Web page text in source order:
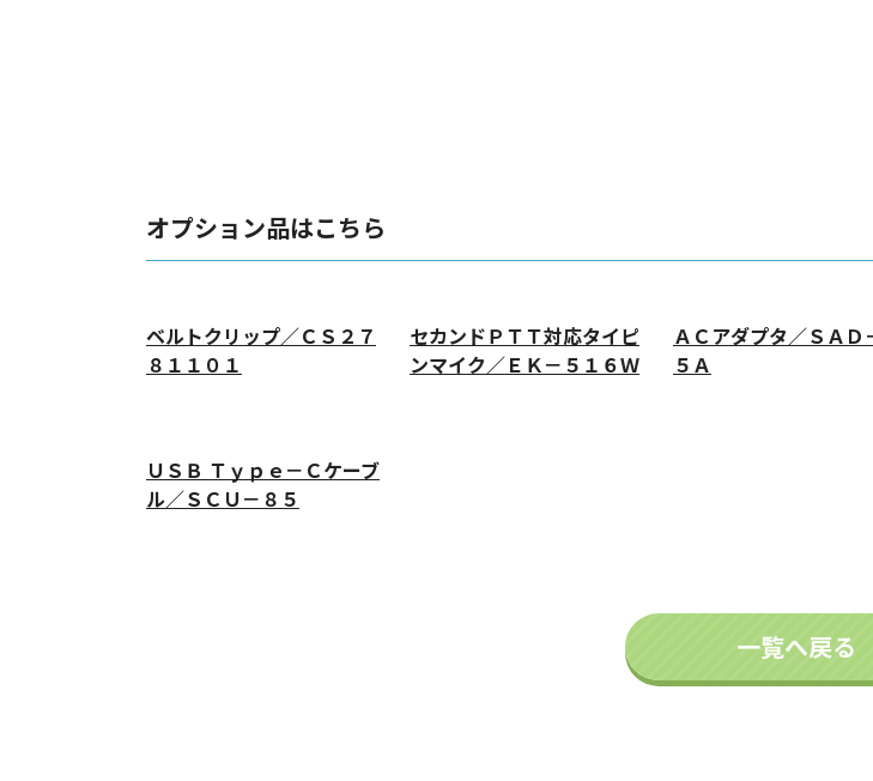
オプション品はこちら
ベルトクリップ／ＣＳ２７
８１１０１
セカンドＰＴＴ対応タイピ
ンマイク／ＥＫ－５１６Ｗ
ＡＣアダプタ／ＳＡＤ
５Ａ
ＵＳＢ Ｔｙｐｅ－Ｃケーブ
ル／ＳＣＵ－８５
一覧へ戻る